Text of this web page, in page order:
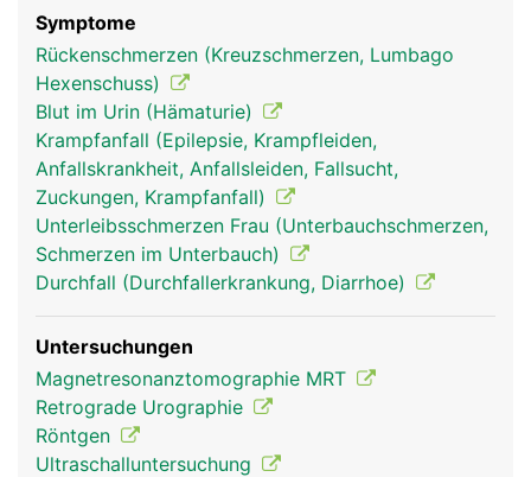
Symptome
Rückenschmerzen (Kreuzschmerzen, Lumbago
Hexenschuss)
Blut im Urin (Hämaturie)
Krampfanfall (Epilepsie, Krampfleiden,
Anfallskrankheit, Anfallsleiden, Fallsucht,
Zuckungen, Krampfanfall)
Unterleibsschmerzen Frau (Unterbauchschmerzen,
Schmerzen im Unterbauch)
Durchfall (Durchfallerkrankung, Diarrhoe)
Untersuchungen
Magnetresonanztomographie MRT
Retrograde Urographie
Röntgen
Ultraschalluntersuchung